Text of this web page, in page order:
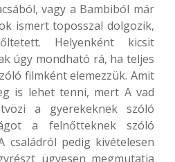
vagy a Bambiból már
ismert toposszal dolgozik,
Helyenként kicsit
úgy mondható rá, ha teljes
filmként elemezzük. Amit
is lehet tenni, mert A vad
a gyerekeknek szóló
a felnőtteknek szóló
családról pedig kivételesen
ügyesen megmutatja